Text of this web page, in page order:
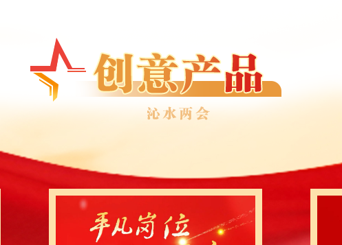
农村居民人均可支配收入完成15713元，增长6.1%。7项
水平，预计可实现年初提出的目标。项目建设扎实推进。
省市重点工程投资完成率均位居全市前列。在5次投资“赛
次。生态环境持续改善。试点开展矿山生态环境集中连片
积累经验、提供样板。建成生态节点8个，新增蓄水面积
考断面稳定达标。土壤安全利用率100%。空气环境质
赢”态势更加巩固，连续两年上榜“中国中部地区综合竞争
一年来，我们着力强支撑促转型，产业链条逐步延伸